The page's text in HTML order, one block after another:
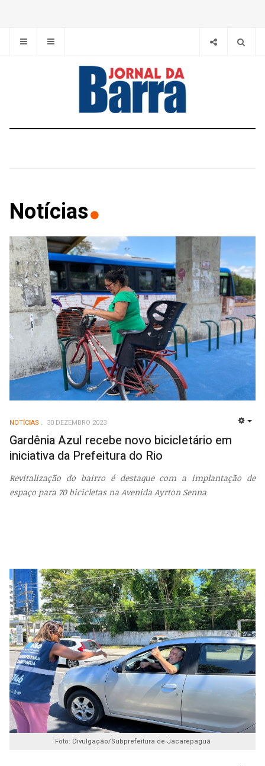
Notícias
NOTÍCIAS 30 DEZEMBRO 2023
Gardênia Azul recebe novo bicicletário em
iniciativa da Prefeitura do Rio
Revitalização do bairro é destaque com a implantação de
espaço para 70 bicicletas na Avenida Ayrton Senna
Foto: Divulgação/Subprefeitura de Jacarepaguá